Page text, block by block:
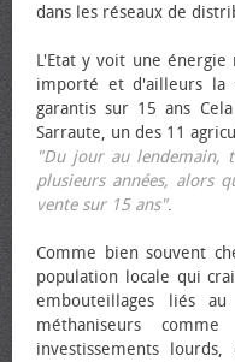
dans les réseaux de
L'Etat y voit une énergie
importé et d'ailleurs la
garantis sur 15 ans
Sarraute, un des 11
"Du jour au lendemain,
plusieurs années, alors
vente sur 15 ans".
Comme bien souvent
population locale qui
embouteillages liés
méthaniseurs
investissements